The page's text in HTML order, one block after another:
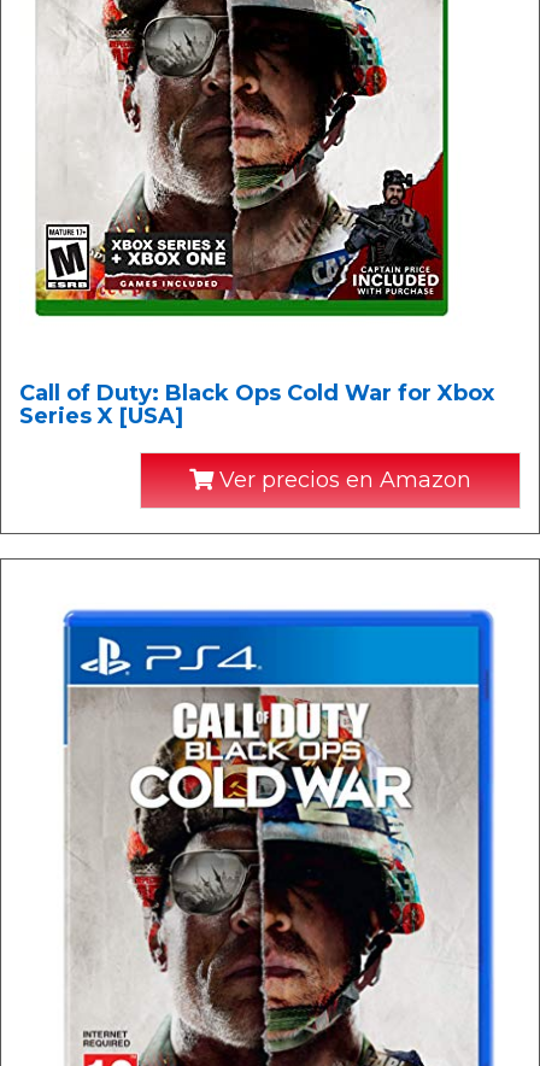
Call of Duty: Black Ops Cold War for Xbox
Series X [USA]
Ver precios en Amazon